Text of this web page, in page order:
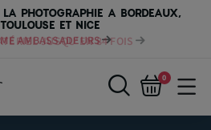
PHOTOGRAPHIE A BORDEAUX,
ET NICE
JUSQU'EN 84 FOIS
0